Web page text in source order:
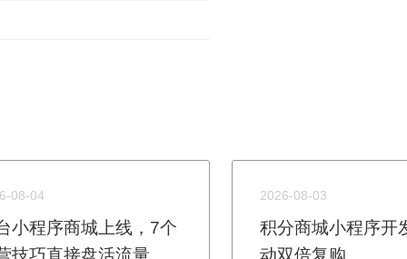
08-04
小程序商城上线，7个
技巧直接盘活流量
2026-08-03
积分商城小程序开
动双倍复购